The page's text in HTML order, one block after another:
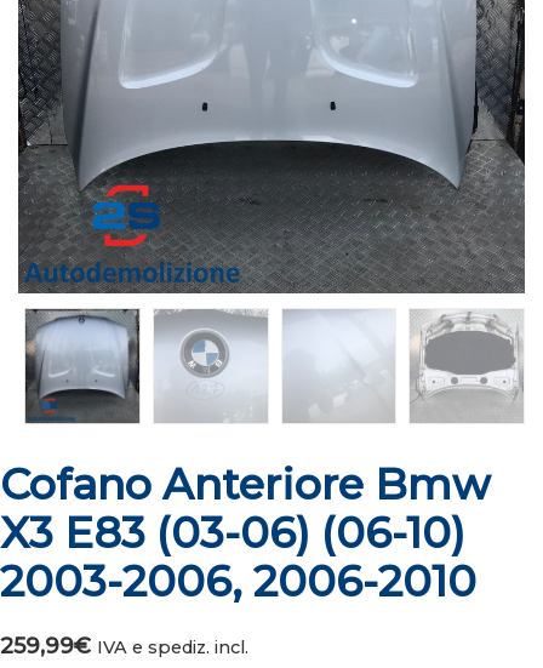
Cofano Anteriore Bmw
X3 E83 (03-06) (06-10)
2003-2006, 2006-2010
259,99€ IVA e spediz. incl.